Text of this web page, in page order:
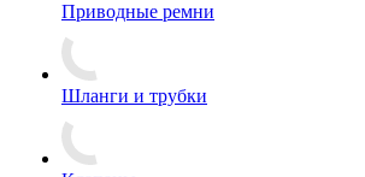
Приводные ремни
Шланги и трубки